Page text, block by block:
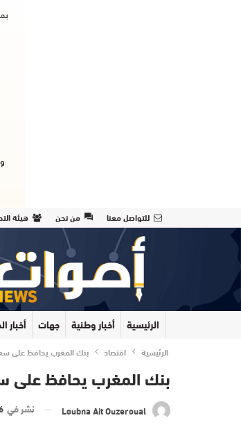
للتواصل معنا من نحن هيئة
الرئيسية أخبار وطنية جهات أخبار
الرئيسية اقتصاد بنك المغرب يحافظ على سعر
بنك المغرب يحافظ على سعر
Loubna Ait Ouzeroual نشر في 16